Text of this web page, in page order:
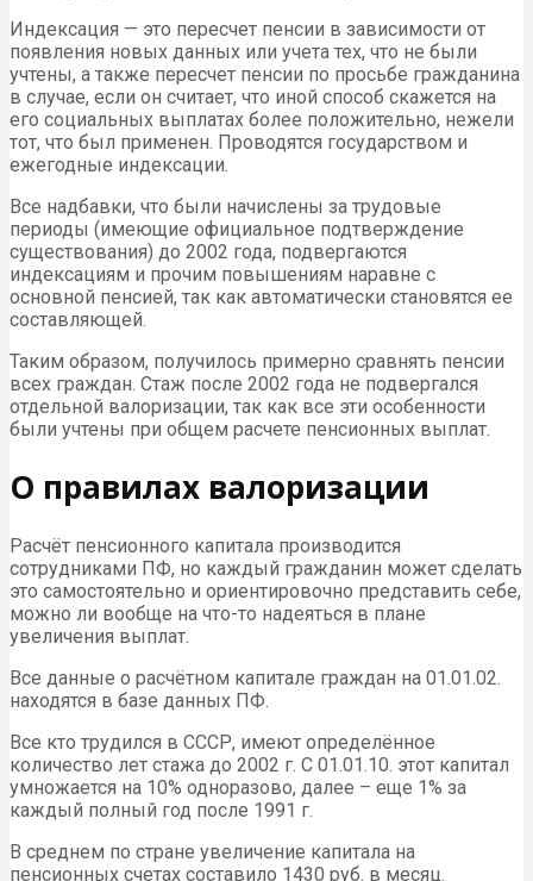
Индексация — это пересчет пенсии в зависимости от
появления новых данных или учета тех, что не были
учтены, а также пересчет пенсии по просьбе гражданина
в случае, если он считает, что иной способ скажется на
его социальных выплатах более положительно, нежели
тот, что был применен. Проводятся государством и
ежегодные индексации.
Все надбавки, что были начислены за трудовые
периоды (имеющие официальное подтверждение
существования) до 2002 года, подвергаются
индексациям и прочим повышениям наравне с
основной пенсией, так как автоматически становятся ее
составляющей.
Таким образом, получилось примерно сравнять пенсии
всех граждан. Стаж после 2002 года не подвергался
отдельной валоризации, так как все эти особенности
были учтены при общем расчете пенсионных выплат.
О правилах валоризации
Расчёт пенсионного капитала производится
сотрудниками ПФ, но каждый гражданин может сделать
это самостоятельно и ориентировочно представить себе,
можно ли вообще на что-то надеяться в плане
увеличения выплат.
Все данные о расчётном капитале граждан на 01.01.02.
находятся в базе данных ПФ.
Все кто трудился в СССР, имеют определённое
количество лет стажа до 2002 г. С 01.01.10. этот капитал
умножается на 10% одноразово, далее – еще 1% за
каждый полный год после 1991 г.
В среднем по стране увеличение капитала на
пенсионных счетах составило 1430 руб. в месяц.